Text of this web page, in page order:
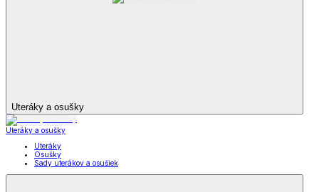
Uteráky a osušky
Uteráky a osušky
Uteráky
Osušky
Sady uterákov a osušiek